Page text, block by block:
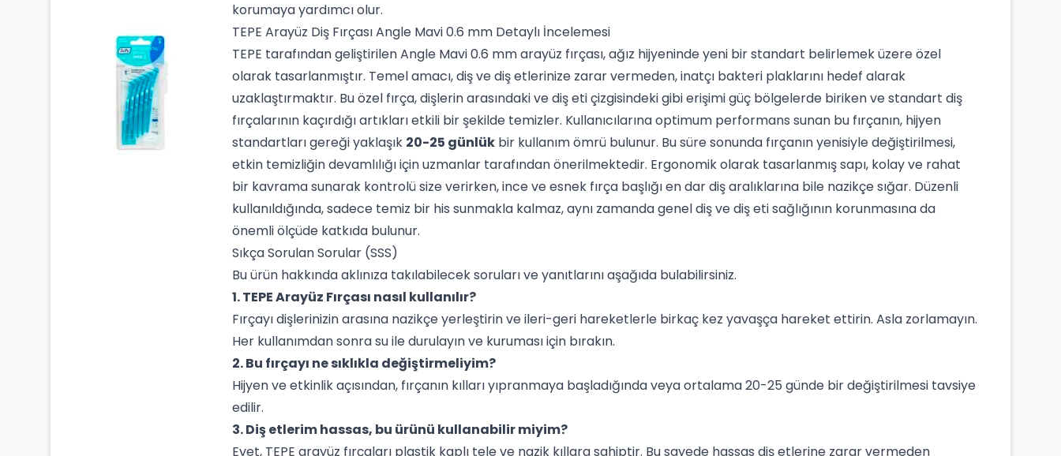
korumaya yardımcı olur.
TEPE Arayüz Diş Fırçası Angle Mavi 0.6 mm Detaylı İncelemesi
TEPE tarafından geliştirilen Angle Mavi 0.6 mm arayüz fırçası, ağız hijyeninde yeni bir standart belirlemek üzere özel
olarak tasarlanmıştır. Temel amacı, diş ve diş etlerinize zarar vermeden, inatçı bakteri plaklarını hedef alarak
uzaklaştırmaktır. Bu özel fırça, dişlerin arasındaki ve diş eti çizgisindeki gibi erişimi güç bölgelerde biriken ve standart diş
fırçalarının kaçırdığı artıkları etkili bir şekilde temizler. Kullanıcılarına optimum performans sunan bu fırçanın, hijyen
standartları gereği yaklaşık 20-25 günlük bir kullanım ömrü bulunur. Bu süre sonunda fırçanın yenisiyle değiştirilmesi,
etkin temizliğin devamlılığı için uzmanlar tarafından önerilmektedir. Ergonomik olarak tasarlanmış sapı, kolay ve rahat
bir kavrama sunarak kontrolü size verirken, ince ve esnek fırça başlığı en dar diş aralıklarına bile nazikçe sığar. Düzenli
kullanıldığında, sadece temiz bir his sunmakla kalmaz, aynı zamanda genel diş ve diş eti sağlığının korunmasına da
önemli ölçüde katkıda bulunur.
Sıkça Sorulan Sorular (SSS)
Bu ürün hakkında aklınıza takılabilecek soruları ve yanıtlarını aşağıda bulabilirsiniz.
1. TEPE Arayüz Fırçası nasıl kullanılır?
Fırçayı dişlerinizin arasına nazikçe yerleştirin ve ileri-geri hareketlerle birkaç kez yavaşça hareket ettirin. Asla zorlamayın.
Her kullanımdan sonra su ile durulayın ve kuruması için bırakın.
2. Bu fırçayı ne sıklıkla değiştirmeliyim?
Hijyen ve etkinlik açısından, fırçanın kılları yıpranmaya başladığında veya ortalama 20-25 günde bir değiştirilmesi tavsiye
edilir.
3. Diş etlerim hassas, bu ürünü kullanabilir miyim?
Evet, TEPE arayüz fırçaları plastik kaplı tele ve nazik kıllara sahiptir. Bu sayede hassas diş etlerine zarar vermeden